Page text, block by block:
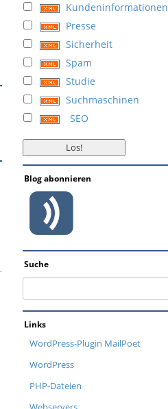
Kundeninformationen
Presse
Sicherheit
Spam
Studie
Suchmaschinen
SEO
Blog abonnieren
Suche
Links
WordPress-Plugin MailPoet
WordPress
PHP-Dateien